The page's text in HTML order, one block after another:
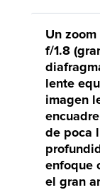
Un
f/1.8
lente
imagen
de poca
enfoque
el gran